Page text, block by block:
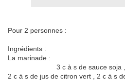
Pour 2 personnes :
Ingrédients :
La marinade :
3 c à s de sauce soja , 1 c à
2 c à s de jus de citron vert , 2 c à s